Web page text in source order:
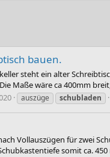
bauen.
steht ein alter
Maße wäre ca 400mm
auszüge schubladen
Vollauszügen für zwei
somit ca. 450